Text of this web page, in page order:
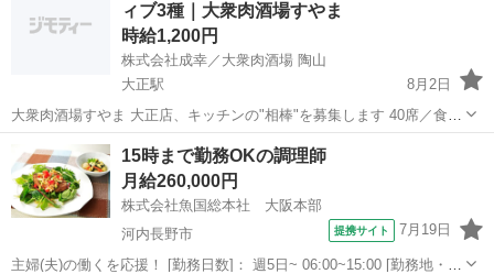
ィブ3種｜大衆肉酒場すやま
時給1,200円
株式会社成幸／大衆肉酒場 陶山
大正駅
8月2日
大衆肉酒場すやま 大正店、キッチンの"相棒"を募集します 40席／食べ
飲み放題コース（¥3,500〜¥4,980）／ピーク時は最大50名。 スピード
大阪市 大正駅 キッチン 酒場
15時まで勤務OKの調理師
月給260,000円
株式会社魚国総本社 大阪本部
河内長野市
提携サイト 7月19日
主婦(夫)の働くを応援！ [勤務日数]： 週5日~ 06:00~15:00 [勤務地・最